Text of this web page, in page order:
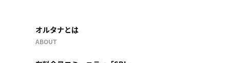
オルタナとは
ABOUT